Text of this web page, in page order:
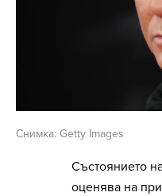
Снимка: Getty Images
Състоянието
оценява на